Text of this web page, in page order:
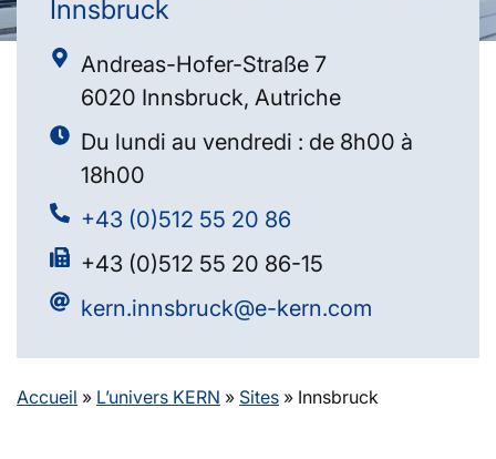
Innsbruck
Andreas-Hofer-Straße 7
6020 Innsbruck, Autriche
Du lundi au vendredi : de 8h00 à
18h00
+43 (0)512 55 20 86
+43 (0)512 55 20 86-15
kern.innsbruck@e-kern.com
Accueil » L’univers KERN » Sites » Innsbruck